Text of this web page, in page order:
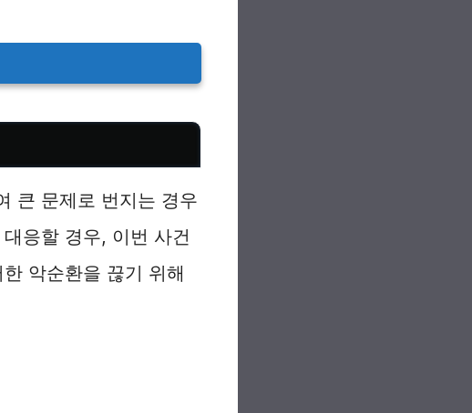
큰 문제로 번지는 경우
응할 경우, 이번 사건
악순환을 끊기 위해